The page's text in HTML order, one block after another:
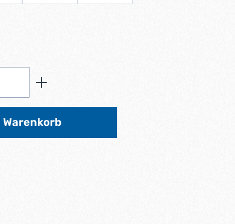
Gib den gewünschten Wert
Warenkorb